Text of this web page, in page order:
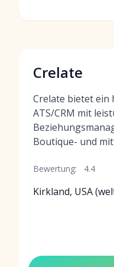
Crelate
Crelate bietet ein
ATS/CRM mit
Boutique- und
Bewertung: 4.4
Kirkland, USA